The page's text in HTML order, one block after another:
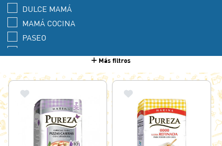
DULCE MAMÁ
MAMÁ COCINA
PASEO
Más filtros